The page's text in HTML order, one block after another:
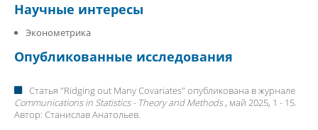
Научные интересы
Эконометрика
Опубликованные исследования
Статья "Ridging out Many Covariates" опубликована в журнале
Communications in Statistics - Theory and Methods, май 2025, 1 - 15.
Автор: Станислав Анатольев.